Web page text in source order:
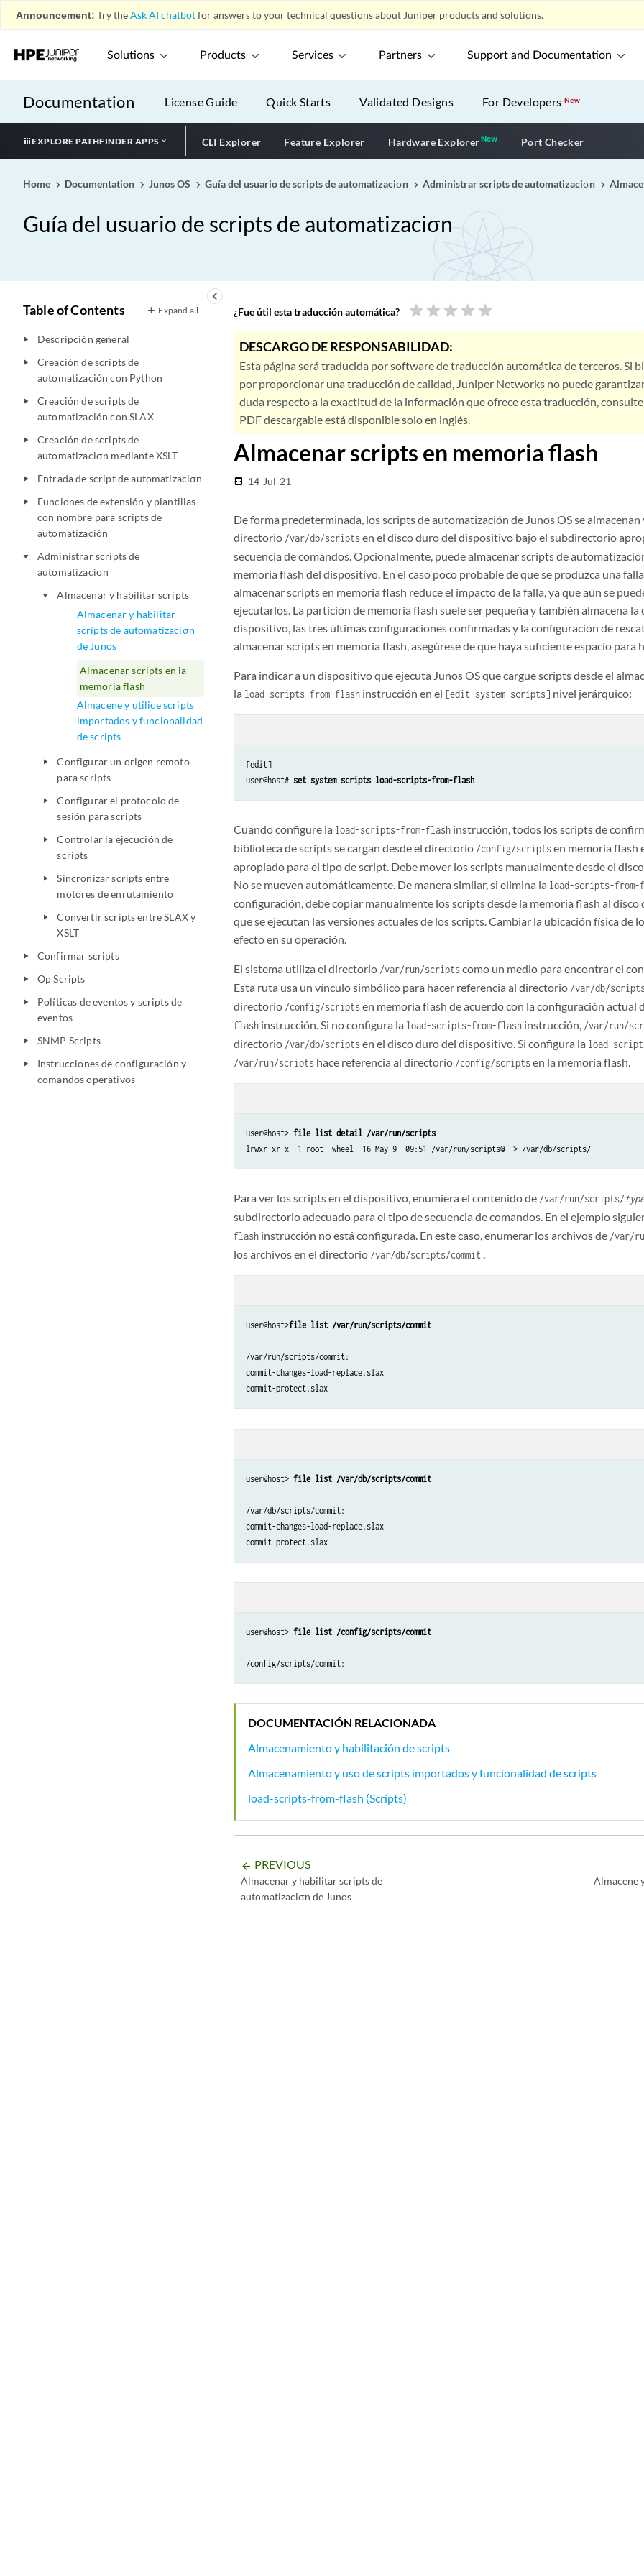
Announcement: Try theAsk AI chatbotfor answers to your technical questions about Juniper products and solutions.
Solutions Products Services Partners Support and Documentation
Documentation License Guide Quick Starts Validated Designs For DevelopersNew
EXPLORE PATHFINDER APPS CLI Explorer Feature Explorer Hardware ExplorerNewNew application
Port Checker
Home Documentation Junos OS Guía del usuario de scripts de automatizaciσn Administrar scripts de automatizaciσn
Guía del usuario de scripts de automatizaciσn
keyboard_arrow_left
Table of Contents Expand all
play_arrow Descripción general
play_arrow
Creación de scripts de
automatización con Python
play_arrow
Creación de scripts de
automatización con SLAX
play_arrow
Creación de scripts de
automatizaciσn mediante XSLT
play_arrow Entrada de script de automatizaciσn
play_arrow
Funciones de extensión y plantillas
con nombre para scripts de
automatización
play_arrow
Administrar scripts de
automatizaciσn
play_arrow
Almacenar y habilitar scripts
Almacenar y habilitar
scripts de automatizaciσn
de Junos
Almacenar scripts en la
memoria flash
Almacene y utilice scripts
importados y funcionalidad
de scripts
play_arrow
Configurar un origen remoto
para scripts
play_arrow
Configurar el protocolo de
sesión para scripts
play_arrow
Controlar la ejecución de
scripts
play_arrow
Sincronizar scripts entre
motores de enrutamiento
play_arrow
Convertir scripts entre SLAX y
XSLT
play_arrow Confirmar scripts
play_arrow Op Scripts
play_arrow
Políticas de eventos y scripts de
eventos
play_arrow SNMP Scripts
play_arrow
Instrucciones de configuración y
comandos operativos
¿Fue útil esta traducción automática? star star star star star
DESCARGO DE RESPONSABILIDAD:
Esta página será traducida por software de traducción automática de terceros. Si
por proporcionar una traducción de calidad, Juniper Networks no puede
duda respecto a la exactitud de la información que ofrece esta traducción,
PDF descargable está disponible solo en inglés.
Almacenar scripts en memoria flash
date_range 14-Jul-21
De forma predeterminada, los scripts de automatización de Junos OS se almacenan
directorio /var/db/scriptsen el disco duro del dispositivo bajo el subdirectorio
secuencia de comandos. Opcionalmente, puede almacenar scripts de
memoria flash del dispositivo. En el caso poco probable de que se produzca una
almacenar scripts en memoria flash reduce el impacto de la falla, ya que aún se
ejecutarlos. La partición de memoria flash suele ser pequeña y también almacena
dispositivo, las tres últimas configuraciones confirmadas y la configuración de
almacenar scripts en memoria flash, asegúrese de que haya suficiente espacio para
Para indicar a un dispositivo que ejecuta Junos OS que cargue scripts desde el
la load-scripts-from-flash instrucción en el [edit system scripts] nivel jerárquico:
[edit]
user@host# set system scripts load-scripts-from-flash
Cuando configure la load-scripts-from-flash instrucción, todos los scripts de
biblioteca de scripts se cargan desde el directorio /config/scriptsen memoria flash
apropiado para el tipo de script. Debe mover los scripts manualmente desde el
No se mueven automáticamente. De manera similar, si elimina la load-scripts-from-
configuración, debe copiar manualmente los scripts desde la memoria flash al disco
que se ejecutan las versiones actuales de los scripts. Cambiar la ubicación física de
efecto en su operación.
El sistema utiliza el directorio /var/run/scriptscomo un medio para encontrar el
Esta ruta usa un vínculo simbólico para hacer referencia al directorio /var/db/
directorio /config/scriptsen memoria flash de acuerdo con la configuración actual
flash instrucción. Si no configura la load-scripts-from-flash instrucción, /var/run/
directorio /var/db/scriptsen el disco duro del dispositivo. Si configura la load-
/var/run/scripts hace referencia al directorio /config/scriptsen la memoria flash.
user@host> file list detail /var/run/scripts
Para ver los scripts en el dispositivo, enumiera el contenido de /var/run/scripts/type
subdirectorio adecuado para el tipo de secuencia de comandos. En el ejemplo
flash instrucción no está configurada. En este caso, enumerar los archivos de /var/
los archivos en el directorio /var/db/scripts/commit .
user@host>file list /var/run/scripts/commit
/var/run/scripts/commit:
commit-changes-load-replace.slax
user@host> file list /var/db/scripts/commit
/var/db/scripts/commit:
commit-changes-load-replace.slax
user@host> file list /config/scripts/commit
/config/scripts/commit:
DOCUMENTACIÓN RELACIONADA
Almacenamiento y habilitación de scripts
Almacenamiento y uso de scripts importados y funcionalidad de scripts
load-scripts-from-flash (Scripts)
arrow_backward PREVIOUS
Almacenar y habilitar scripts de
automatizaciσn de Junos
Almacene